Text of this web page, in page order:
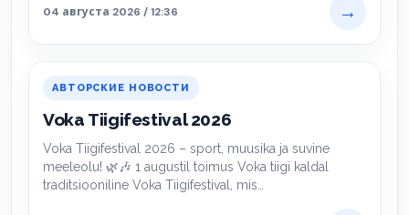
04 августа 2026 / 12:36
→
АВТОРСКИЕ НОВОСТИ
Voka Tiigifestival 2026
Voka Tiigifestival 2026 – sport, muusika ja suvine
meeleolu! 🌿🎶 1 augustil toimus Voka tiigi kaldal
traditsiooniline Voka Tiigifestival, mis…